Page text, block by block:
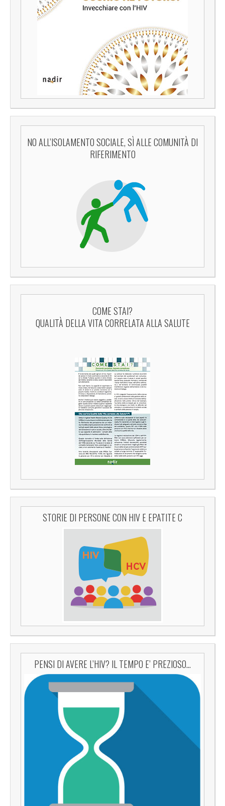
NO ALL’ISOLAMENTO SOCIALE, SÌ ALLE COMUNITÀ DI
RIFERIMENTO
COME STAI?
QUALITÀ DELLA VITA CORRELATA ALLA SALUTE
STORIE DI PERSONE CON HIV E EPATITE C
PENSI DI AVERE L’HIV? IL TEMPO E’ PREZIOSO…